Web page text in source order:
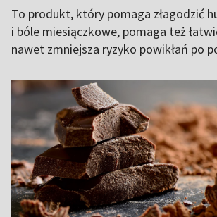
To produkt, który pomaga złagodzić
i bóle miesiączkowe, pomaga też
nawet zmniejsza ryzyko powikłań po